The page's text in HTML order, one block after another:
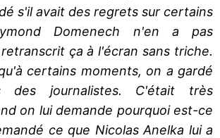
s'il avait des regrets sur certains
Domenech n'en a pas
ça à l'écran sans triche.
certains moments, on a gardé
des journalistes. C'était très
on lui demande pourquoi est-ce
ce que Nicolas Anelka lui a